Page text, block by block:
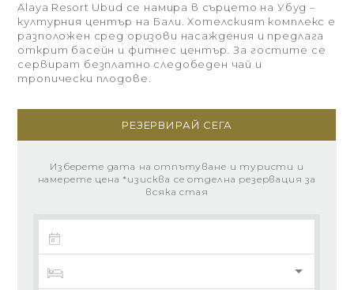
Alaya Resort Ubud се намира в сърцето на Убуд –
културния център на Бали. Хотелският комплекс е
разположен сред оризови насаждения и предлага
открит басейн и фитнес център. За гостите се
сервират безплатно следобеден чай и
тропически плодове.
РЕЗЕРВИРАЙ СЕГА
Изберете дата на отпътуване и туристи и
намерете цена *изисква се отделна резервация за
всяка стая